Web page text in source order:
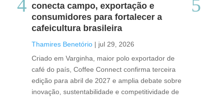
conecta campo, exportação e
consumidores para fortalecer a
cafeicultura brasileira
Thamires Benetório | jul 29, 2026
Criado em Varginha, maior polo exportador de
café do país, Coffee Connect confirma terceira
edição para abril de 2027 e amplia debate sobre
inovação, sustentabilidade e competitividade de